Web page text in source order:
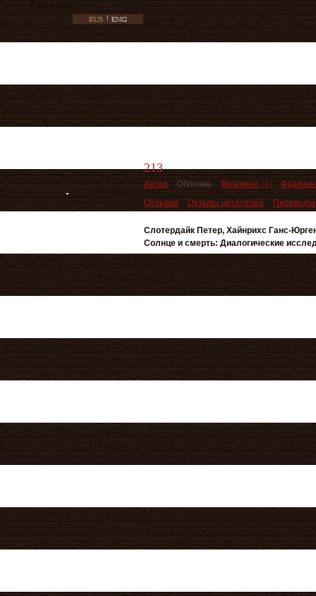
Ваш заказ
213
Автор Обложка Фрагмент (1)
Отрывки
Отзывы читателей
Слотердайк Петер, Хайнрихс Ганс-
Солнце и смерть: Диалогические